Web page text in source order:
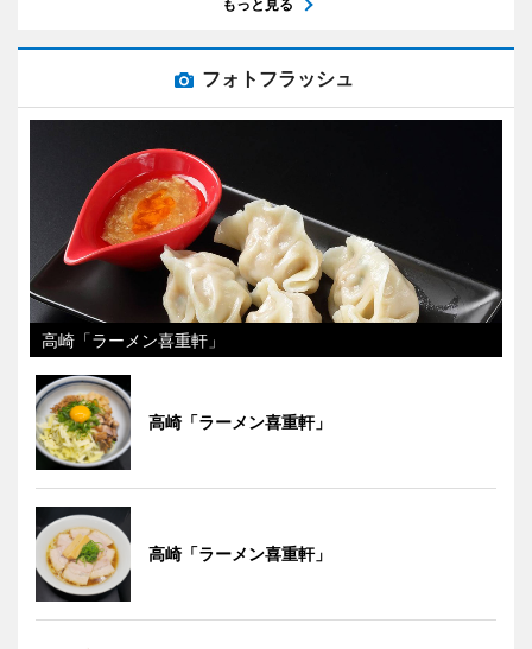
もっと見る
フォトフラッシュ
高崎「ラーメン喜重軒」
高崎「ラーメン喜重軒」
高崎「ラーメン喜重軒」